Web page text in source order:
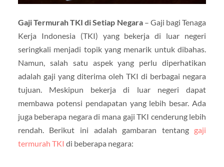
Gaji Termurah TKI di Setiap Negara– Gaji bagi Tenaga
Kerja Indonesia (TKI) yang bekerja di luar negeri
seringkali menjadi topik yang menarik untuk dibahas.
Namun, salah satu aspek yang perlu diperhatikan
adalah gaji yang diterima oleh TKI di berbagai negara
tujuan. Meskipun bekerja di luar negeri dapat
membawa potensi pendapatan yang lebih besar. Ada
juga beberapa negara di mana gaji TKI cenderung lebih
rendah. Berikut ini adalah gambaran tentang gaji
termurah TKI di beberapa negara: